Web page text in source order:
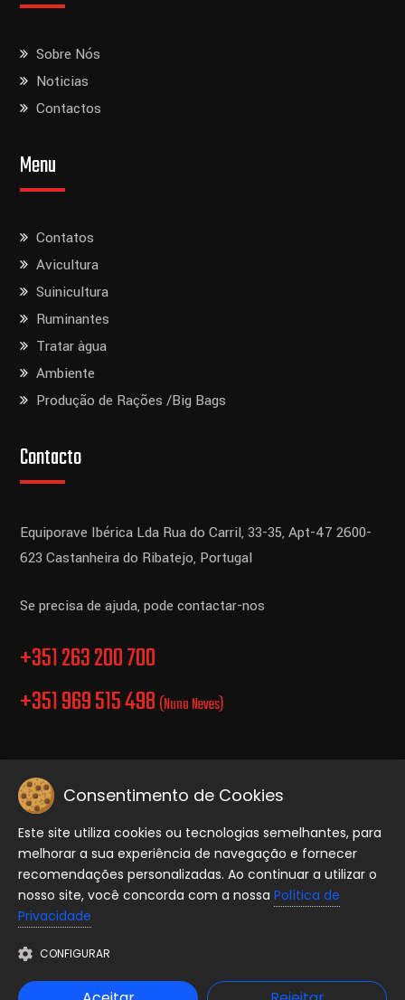
Sobre Nós
Noticias
Contactos
Menu
Contatos
Avicultura
Suinicultura
Ruminantes
Tratar àgua
Ambiente
Produção de Rações /Big Bags
Contacto
Equiporave Ibérica LdaRua do Carril, 33-35, Apt-47 2600-
623 Castanheira do Ribatejo, Portugal
Se precisa de ajuda, pode contactar-nos
+351 263 200 700
+351 969 515 498 (Nuno Neves)
Politica de Privacidade.
Copyright © 2026 Equiporave, Todos os direitos reservados..
Consentimento de Cookies
Este site utiliza cookies ou tecnologias semelhantes, para
melhorar a sua experiência de navegação e fornecer
recomendações personalizadas. Ao continuar a utilizar o
nosso site, você concorda com a nossa Política de
Privacidade
CONFIGURAR